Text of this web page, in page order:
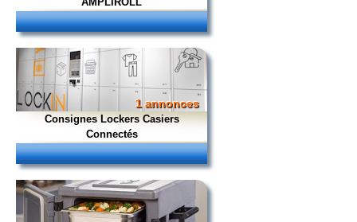
1 annonces
Consignes Lockers Casiers
Connectés